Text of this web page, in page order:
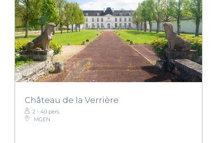
Château de la Verrière
2 - 40 pers.
MGEN